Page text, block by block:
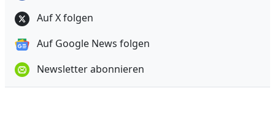
Auf X folgen
Auf Google News folgen
Newsletter abonnieren